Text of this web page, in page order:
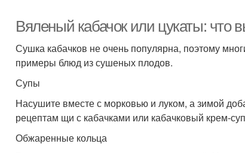
Вяленый кабачок или цукаты: что
Сушка кабачков не очень популярна, поэтому
примеры блюд из сушеных плодов.
Супы
Насушите вместе с морковью и луком, а зимой
рецептам щи с кабачками или кабачковый крем-
Обжаренные кольца